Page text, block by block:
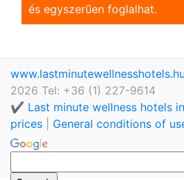
és egyszerũen foglalhat.
www.lastminutewellnesshotels.hu
2026 Tel: +36 (1) 227-9614
✔️ Last minute wellness hotels
prices
General conditions of